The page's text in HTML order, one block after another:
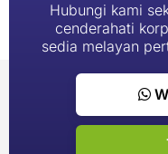
Hubungi kami
cenderahati
sedia melayan